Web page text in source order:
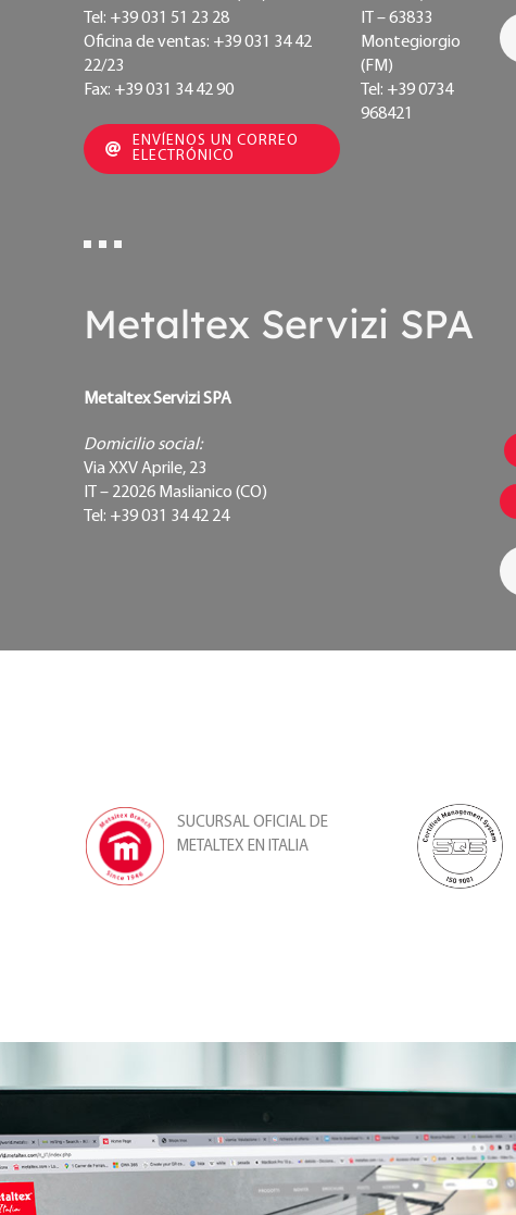
Tel: +39 031 51 23 28
Oficina de ventas: +39 031 34 42
22/23
Fax: +39 031 34 42 90
ENVÍENOS UN CORREO
ELECTRÓNICO
IT – 63833
Montegiorgio
(FM)
Tel: +39 0734
968421
Metaltex Servizi SPA
Metaltex Servizi SPA
Domicilio social:
Via XXV Aprile, 23
IT – 22026 Maslianico (CO)
Tel: +39 031 34 42 24
SUCURSAL OFICIAL DE
METALTEX EN ITALIA